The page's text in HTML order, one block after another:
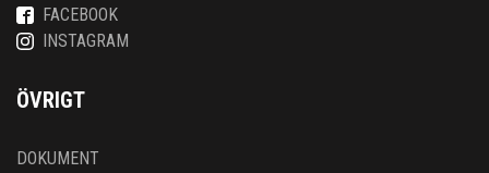
FACEBOOK
INSTAGRAM
ÖVRIGT
DOKUMENT